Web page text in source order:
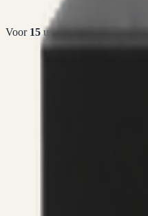
Voor 15 uur betaald = vandaag